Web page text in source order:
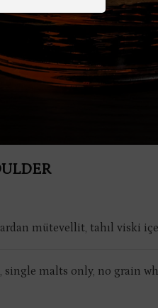
mütevellit, tahıl viski
single malts only, no grain